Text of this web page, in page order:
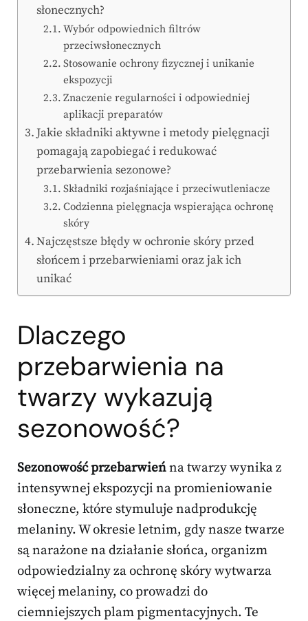
słonecznych?
Wybór odpowiednich filtrów
przeciwsłonecznych
Stosowanie ochrony fizycznej i unikanie
ekspozycji
Znaczenie regularności i odpowiedniej
aplikacji preparatów
Jakie składniki aktywne i metody pielęgnacji
pomagają zapobiegać i redukować
przebarwienia sezonowe?
Składniki rozjaśniające i przeciwutleniacze
Codzienna pielęgnacja wspierająca ochronę
skóry
Najczęstsze błędy w ochronie skóry przed
słońcem i przebarwieniami oraz jak ich
unikać
Dlaczego
przebarwienia na
twarzy wykazują
sezonowość?
Sezonowość przebarwieńna twarzy wynika z
intensywnej ekspozycji na promieniowanie
słoneczne, które stymuluje nadprodukcję
melaniny. W okresie letnim, gdy nasze twarze
są narażone na działanie słońca, organizm
odpowiedzialny za ochronę skóry wytwarza
więcej melaniny, co prowadzi do
ciemniejszych plam pigmentacyjnych. Te